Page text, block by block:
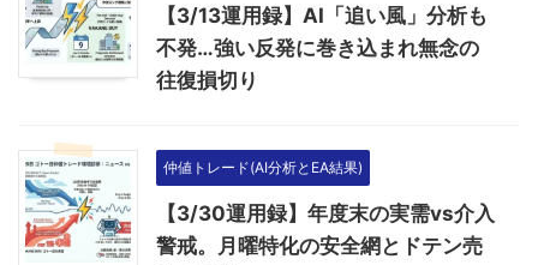
【3/13運用録】AI「追い風」分析も
不発…強い反発に巻き込まれ無念の
往復損切り
仲値トレード(AI分析とEA結果)
【3/30運用録】年度末の実需vs介入
警戒。月曜特化の安全網とドテン売